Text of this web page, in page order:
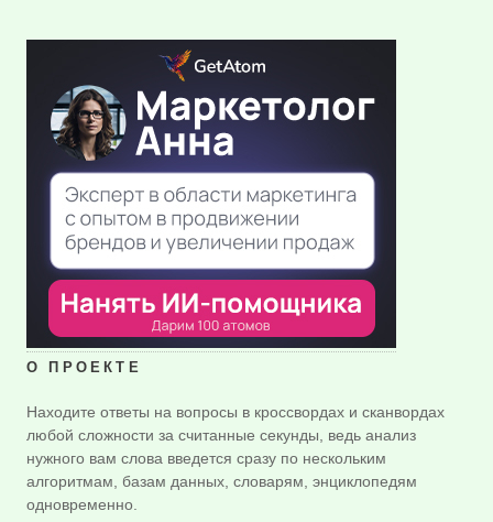
О ПРОЕКТЕ
Находите ответы на вопросы в кроссвордах и сканвордах
любой сложности за считанные секунды, ведь анализ
нужного вам слова введется сразу по нескольким
алгоритмам, базам данных, словарям, энциклопедям
одновременно.